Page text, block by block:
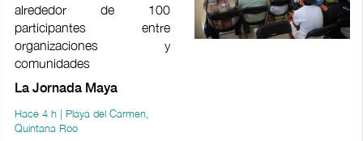
alrededor de 100
participantes entre
organizaciones y
comunidades
La Jornada Maya
Hace 4 h | Playa del Carmen,
Quintana Roo